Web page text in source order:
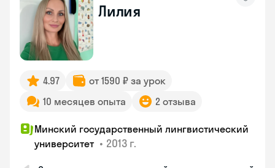
Лилия
4.97
от 1590 ₽ за урок
10 месяцев опыта
2 отзыва
Минский государственный лингвистический
университет • 2013 г.